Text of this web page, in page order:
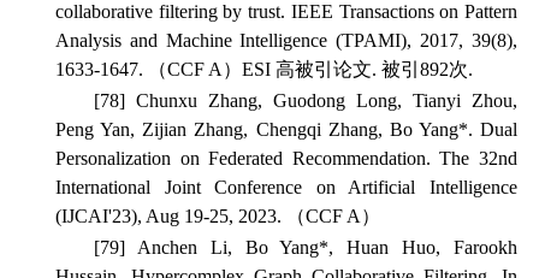
collaborative filtering by trust. IEEE Transactions on Pattern
Analysis and Machine Intelligence(TPAMI), 2017, 39(8),
1633-1647. （CCF A）ESI 高被引论文. 被引892次.
[78] Chunxu Zhang, Guodong Long, Tianyi Zhou,
Peng Yan, Zijian Zhang, Chengqi Zhang, Bo Yang*. Dual
Personalization on Federated Recommendation.The 32nd
International Joint Conference on Artificial Intelligence
(IJCAI'23), Aug 19-25, 2023. （CCF A）
[79] Anchen Li, Bo Yang*, Huan Huo, Farookh